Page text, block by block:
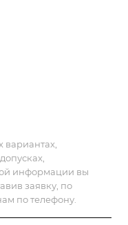
информации вы
заявку, по
по телефону.